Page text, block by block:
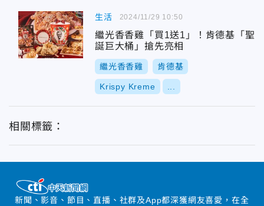
生活
繼光香香雞「買1送1」！肯德基「聖
誕巨大桶」搶先亮相
繼光香香雞 肯德基
Krispy Kreme
2024/11/29 10:50
相關標籤：
新聞、影音、節目、直播、社群及App都深獲網友喜愛，在全